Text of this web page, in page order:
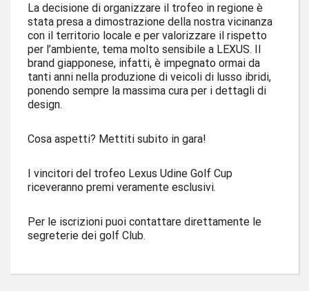
La decisione di organizzare il trofeo in regione è
stata presa a dimostrazione della nostra vicinanza
con il territorio locale e per valorizzare il rispetto
per l’ambiente, tema molto sensibile a LEXUS. Il
brand giapponese, infatti, è impegnato ormai da
tanti anni nella produzione di veicoli di lusso ibridi,
ponendo sempre la massima cura per i dettagli di
design.
Cosa aspetti? Mettiti subito in gara!
I vincitori del trofeo Lexus Udine Golf Cup
riceveranno premi veramente esclusivi.
Per le iscrizioni puoi contattare direttamente le
segreterie dei golf Club.